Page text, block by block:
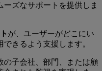
ーズなサポートを提供しま
が、ユーザーがどこにい
きるよう支援します。
の子会社、部門、または顧